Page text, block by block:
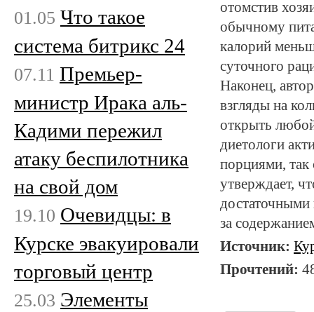
отомстив
обычному
калорий
суточного
Наконец,
взгляды на
открыть
диетологи
порциями, так
утверждает,
достаточными
за
Источник:
Прочтений:
01.05 Что такое
система битрикс 24
07.11 Премьер-
министр Ирака аль-
Кадими пережил
атаку беспилотника
на свой дом
19.10 Очевидцы: в
Курске эвакуировали
торговый центр
25.03 Элементы